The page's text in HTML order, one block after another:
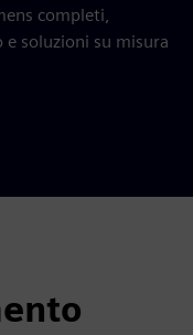
completi,
e soluzioni su misura